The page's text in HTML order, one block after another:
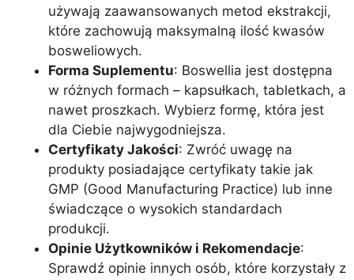
używają zaawansowanych metod ekstrakcji,
które zachowują maksymalną ilość kwasów
bosweliowych.
Forma Suplementu: Boswellia jest dostępna
w różnych formach – kapsułkach, tabletkach, a
nawet proszkach. Wybierz formę, która jest
dla Ciebie najwygodniejsza.
Certyfikaty Jakości: Zwróć uwagę na
produkty posiadające certyfikaty takie jak
GMP (Good Manufacturing Practice) lub inne
świadczące o wysokich standardach
produkcji.
Opinie Użytkowników i Rekomendacje:
Sprawdź opinie innych osób, które korzystały z